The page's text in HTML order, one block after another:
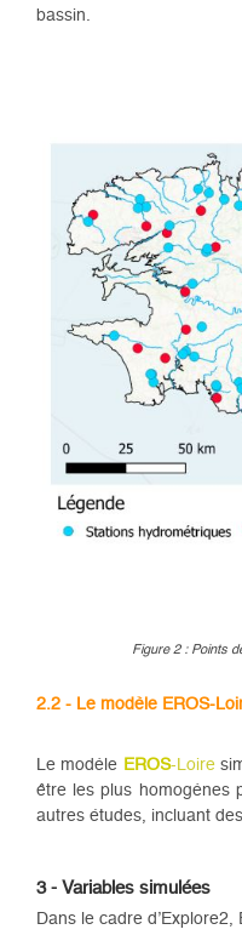
bassin.
Figure 2 : Points
2.2 - Le modèle EROS-
Le modèle EROS-Loire
être les plus homogènes
autres études, incluant
3 - Variables simulées
Dans le cadre